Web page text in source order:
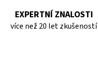
EXPERTNÍ ZNALOSTI
více než 20 let zkušeností